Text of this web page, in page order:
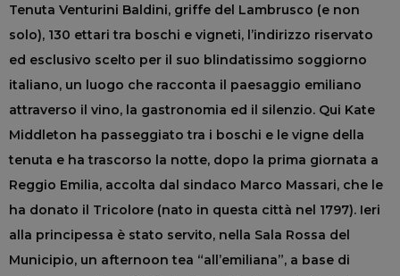
Tenuta Venturini Baldini, griffe del Lambrusco (e non
solo), 130 ettari tra boschi e vigneti, l’indirizzo riservato
ed esclusivo scelto per il suo blindatissimo soggiorno
italiano, un luogo che racconta il paesaggio emiliano
attraverso il vino, la gastronomia ed il silenzio. Qui Kate
Middleton ha passeggiato tra i boschi e le vigne della
tenuta e ha trascorso la notte, dopo la prima giornata a
Reggio Emilia, accolta dal sindaco Marco Massari, che le
ha donato il Tricolore (nato in questa città nel 1797). Ieri
alla principessa è stato servito, nella Sala Rossa del
Municipio, un afternoon tea “all’emiliana”, a base di